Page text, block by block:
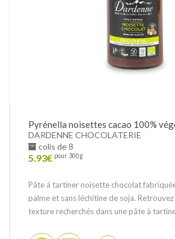
Pyrénella noisettes cacao 100%
DARDENNE CHOCOLATERIE
colis de 8
5.93€ pour 300g
Pâte à tartiner noisette chocolat
palme et sans léchitine de soja.
texture recherchés dans une pâte à